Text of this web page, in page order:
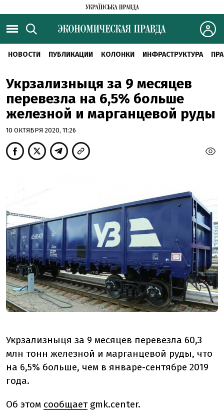
НОВОСТИ ПУБЛИКАЦИИ КОЛОНКИ ИНФРАСТРУКТУРА
Укрзализныця за 9 месяцев
перевезла на 6,5% больше
железной и марганцевой руды
10 ОКТЯБРЯ 2020, 11:26
Укрзализныця за 9 месяцев перевезла 60,3
млн тонн железной и марганцевой руды, что
на 6,5% больше, чем в январе-сентябре 2019
года.
Об этом сообщаетgmk.center.